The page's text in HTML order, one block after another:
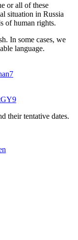
or all of these
situation in Russia
of human rights.
In some cases, we
language.
their tentative dates.